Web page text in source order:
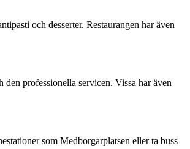
och desserter. Restaurangen har även
professionella servicen. Vissa har även
som Medborgarplatsen eller ta buss